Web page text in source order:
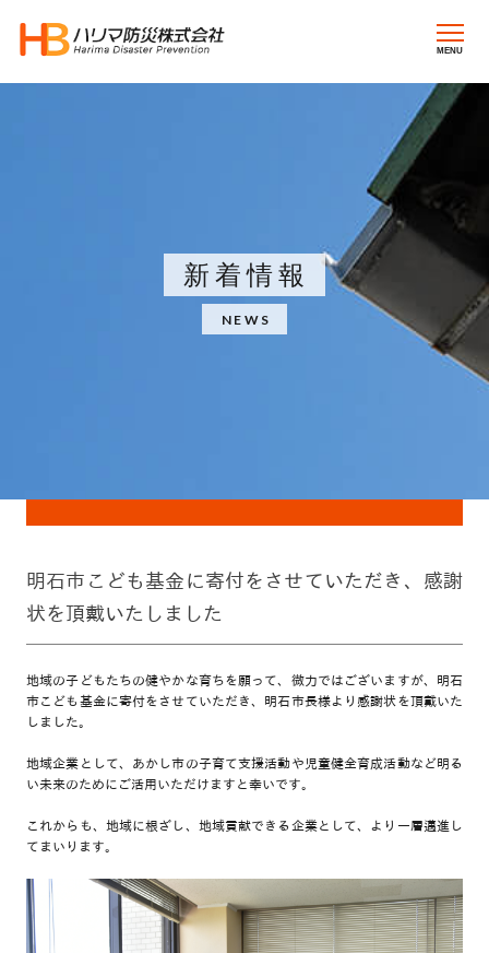
MENU
新着情報
NEWS
明石市こども基金に寄付をさせていただき、感謝
状を頂戴いたしました
地域の子どもたちの健やかな育ちを願って、微力ではございますが、明石
市こども基金に寄付をさせていただき、明石市長様より感謝状を頂戴いた
しました。
地域企業として、あかし市の子育て支援活動や児童健全育成活動など明る
い未来のためにご活用いただけますと幸いです。
これからも、地域に根ざし、地域貢献できる企業として、より一層邁進し
てまいります。